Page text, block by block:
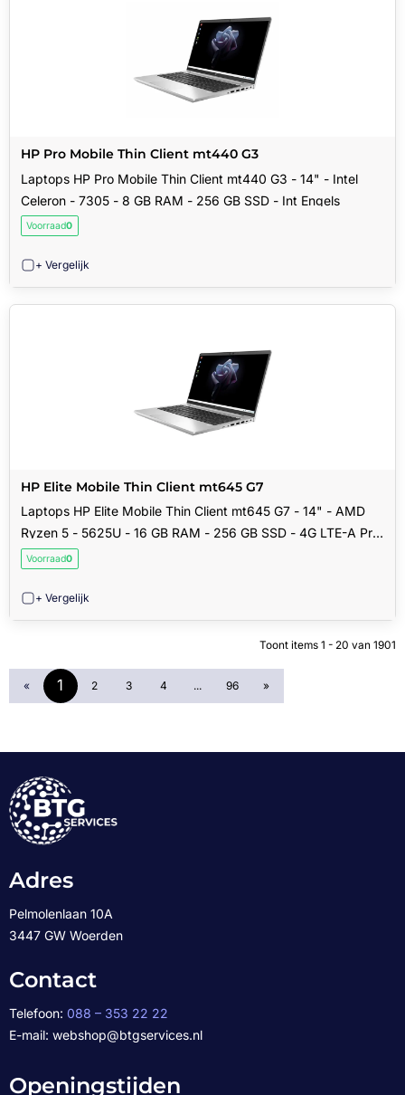
HP Pro Mobile Thin Client mt440 G3
Laptops HP Pro Mobile Thin Client mt440 G3 - 14" - Intel
Celeron - 7305 - 8 GB RAM - 256 GB SSD - Int Engels
Voorraad0
+ Vergelijk
HP Elite Mobile Thin Client mt645 G7
Laptops HP Elite Mobile Thin Client mt645 G7 - 14" - AMD
Ryzen 5 - 5625U - 16 GB RAM - 256 GB SSD - 4G LTE-A Pro
- Int Engels
Voorraad0
+ Vergelijk
Toont items 1 - 20 van 1901
« 1 2 3 4 ... 96 »
Adres
Pelmolenlaan 10A
3447 GW Woerden
Contact
Telefoon: 088 – 353 22 22
E-mail: webshop@btgservices.nl
Openingstijden